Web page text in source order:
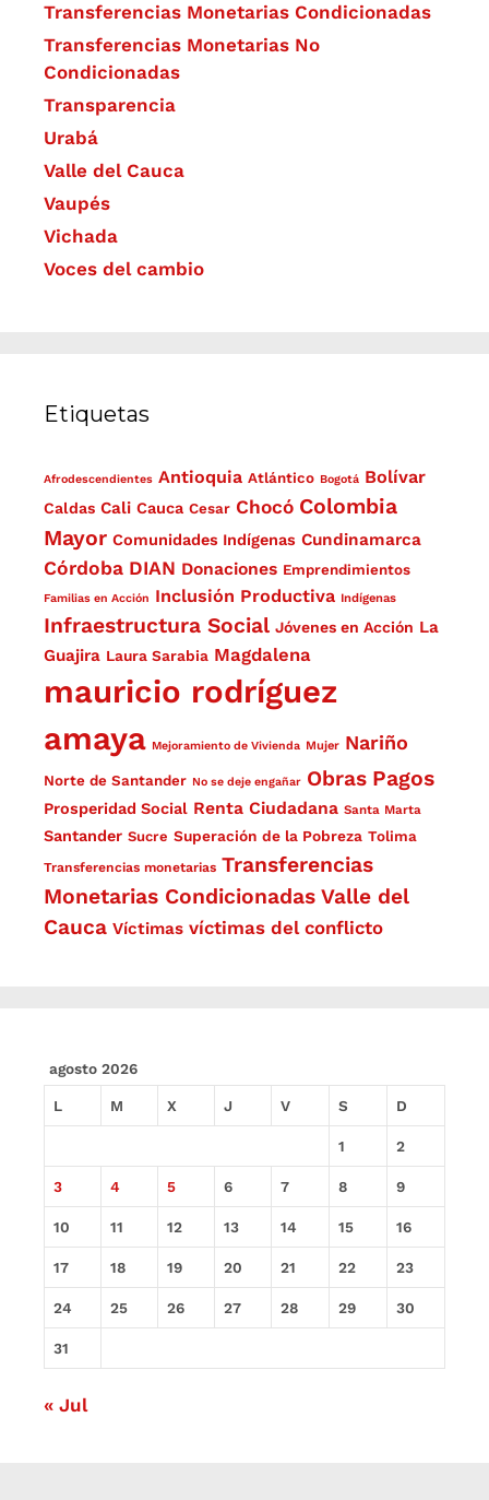
Transferencias Monetarias Condicionadas
Transferencias Monetarias No
Condicionadas
Transparencia
Urabá
Valle del Cauca
Vaupés
Vichada
Voces del cambio
Etiquetas
Afrodescendientes Antioquia Atlántico Bogotá Bolívar
Caldas Cali Cauca Cesar Chocó Colombia
Mayor Comunidades Indígenas Cundinamarca
Córdoba DIAN Donaciones Emprendimientos
Familias en Acción Inclusión Productiva Indígenas
Infraestructura Social Jóvenes en Acción La
Guajira Laura Sarabia Magdalena
mauricio rodríguez
amaya Mejoramiento de Vivienda Mujer Nariño
Norte de Santander No se deje engañar Obras Pagos
Prosperidad Social Renta Ciudadana Santa Marta
Santander Sucre Superación de la Pobreza Tolima
Transferencias monetarias Transferencias
Monetarias Condicionadas Valle del
Cauca Víctimas víctimas del conflicto
agosto 2026
L M X J V S D
1 2
3 4 5 6 7 8 9
10 11 12 13 14 15 16
17 18 19 20 21 22 23
24 25 26 27 28 29 30
31
« Jul